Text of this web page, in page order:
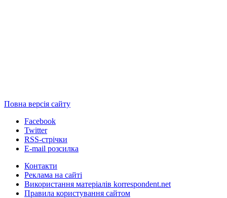
Повна версія сайту
Facebook
Twitter
RSS-стрічки
E-mail розсилка
Контакти
Реклама на сайті
Використання матеріалів korrespondent.net
Правила користування сайтом